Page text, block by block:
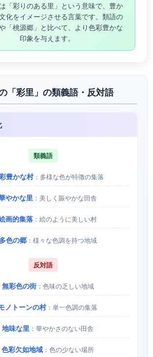
は「彩りのある里」という意味で、豊か
化をイメージさせる言葉です。類語の
や「桃源郷」と比べて、より色彩豊かな
印象を与えます。
「彩里」の類義語・反対語
類義語
豊かな村：多様な色が特徴の集落
やかな里 ：美しく賑やかな田舎
画的集落 ：絵のように美しい村
多色の郷：様々な色調を持つ地域
反対語
無彩色の街：色味の乏しい地域
ノトーンの村：単一色調の集落
地味な里 ：華やかさのない田舎
色彩欠如地域 ：色の少ない場所